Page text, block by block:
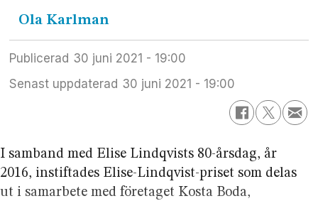
Ola Karlman
Publicerad
30 juni 2021 - 19:00
Senast uppdaterad
30 juni 2021 - 19:00
I samband med Elise Lindqvists 80-årsdag, år
2016, instiftades Elise-Lindqvist-priset som delas
ut i samarbete med företaget Kosta Boda,